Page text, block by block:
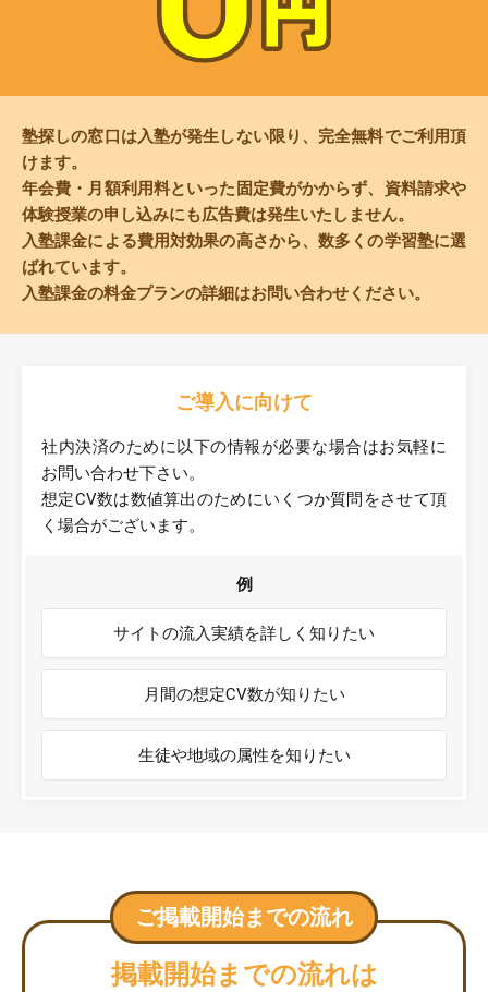
塾探しの窓口は入塾が発生しない限り、完全無料でご利用頂
けます。
年会費・月額利用料といった固定費がかからず、資料請求や
体験授業の申し込みにも広告費は発生いたしません。
入塾課金による費用対効果の高さから、数多くの学習塾に選
ばれています。
入塾課金の料金プランの詳細はお問い合わせください。
ご導入に向けて
社内決済のために以下の情報が必要な場合はお気軽に
お問い合わせ下さい。
想定CV数は数値算出のためにいくつか質問をさせて頂
く場合がございます。
例
サイトの流入実績を詳しく知りたい
月間の想定CV数が知りたい
生徒や地域の属性を知りたい
ご掲載開始までの流れ
掲載開始までの流れは